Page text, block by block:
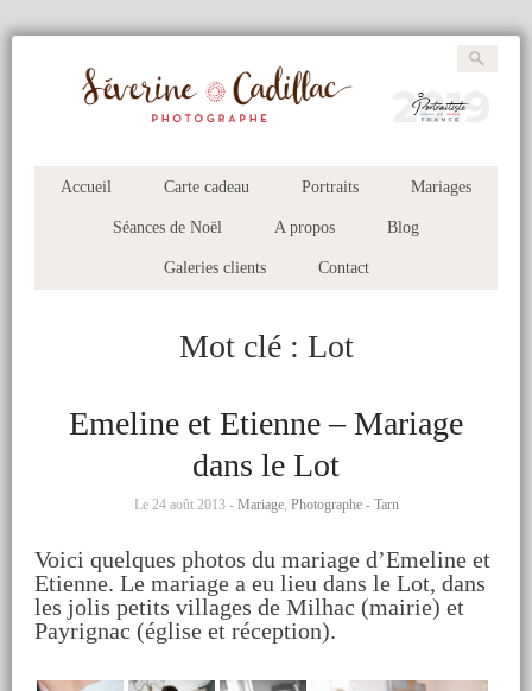
Accueil Carte cadeau Portraits Mariages
Séances de Noël A propos Blog
Galeries clients Contact
Mot clé : Lot
Emeline et Etienne – Mariage
dans le Lot
Le 24 août 2013 - Mariage, Photographe - Tarn
Voici quelques photos du mariage d’Emeline et
Etienne. Le mariage a eu lieu dans le Lot, dans
les jolis petits villages de Milhac (mairie) et
Payrignac (église et réception).